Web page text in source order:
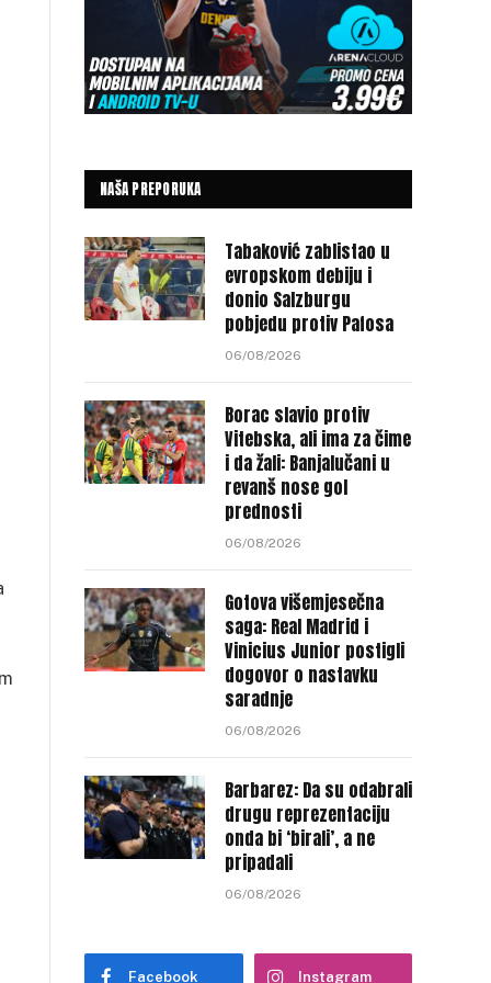
NAŠA PREPORUKA
Tabaković zablistao u
evropskom debiju i
donio Salzburgu
pobjedu protiv Pafosa
06/08/2026
Borac slavio protiv
Vitebska, ali ima za čime
i da žali: Banjalučani u
revanš nose gol
prednosti
06/08/2026
Gotova višemjesečna
saga: Real Madrid i
Vinicius Junior postigli
dogovor o nastavku
saradnje
06/08/2026
Barbarez: Da su odabrali
drugu reprezentaciju
onda bi ‘birali’, a ne
pripadali
06/08/2026
Facebook Instagram